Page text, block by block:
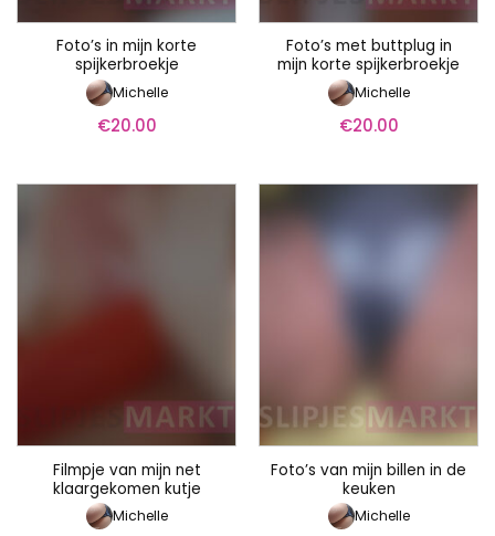
Foto’s in mijn korte
spijkerbroekje
Michelle
€20.00
Foto’s met buttplug in
mijn korte spijkerbroekje
Michelle
€20.00
Filmpje van mijn net
klaargekomen kutje
Michelle
Foto’s van mijn billen in de
keuken
Michelle